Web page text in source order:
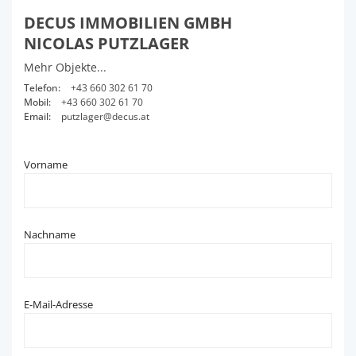
DECUS IMMOBILIEN GMBH
NICOLAS PUTZLAGER
Mehr Objekte...
Telefon:
+43 660 302 61 70
Mobil:
+43 660 302 61 70
Email:
putzlager@decus.at
Vorname
Nachname
E-Mail-Adresse